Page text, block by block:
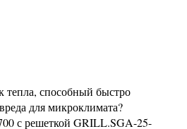
способный быстро
для микроклимата?
с решеткой GRILL.SGA-25-